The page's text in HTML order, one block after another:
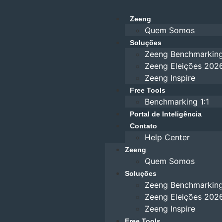
Zeeng
Quem Somos
Soluções
Zeeng
Zeeng Eleições
Zeeng Inspire
Free Tools
Benchmarking 1:1
Portal de Inteligência
Contato
Help Center
Zeeng
Quem Somos
Soluções
Zeeng
Zeeng Eleições
Zeeng Inspire